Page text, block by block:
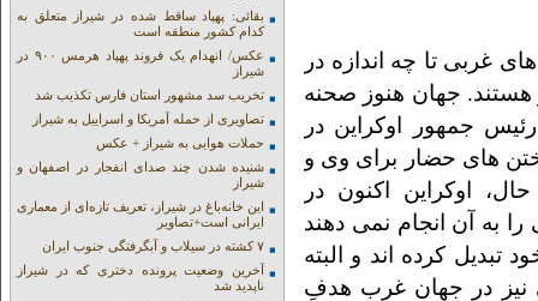
غربی تا چه اندازه در
جهان هنوز صحنه
جمهور اوکراین در
های حضار برای وی و
اوکراین اکنون در
به آن انجام نمی دهند
تبدیل کرده اند و البته
نیز در جهان غرب هدفِ
بقائی: پهپاد ساقط شده در شیراز متعلق به
کدام کشور منطقه است
عکس/ انهدام یک فروند پهپاد هرمس ۹۰۰ در
شیراز
تخریب سد مشهور استان فارس تکذیب شد
تصاویری از حمله آمریکا و اسراییل به شیراز
حملات هوایی به شیراز + عکس
شنیده شدن چند صدای انفجار در اصفهان و
شیراز
این خانه‌باغ در شیراز، تعریف تازه‌ای از معماری
ایرانی است+تصاویر
۷ کشته در سیلاب و آبگرفتگی جنوب ایران
آخرین وضعیت پرونده دختری که در شیراز
ناپدید شد